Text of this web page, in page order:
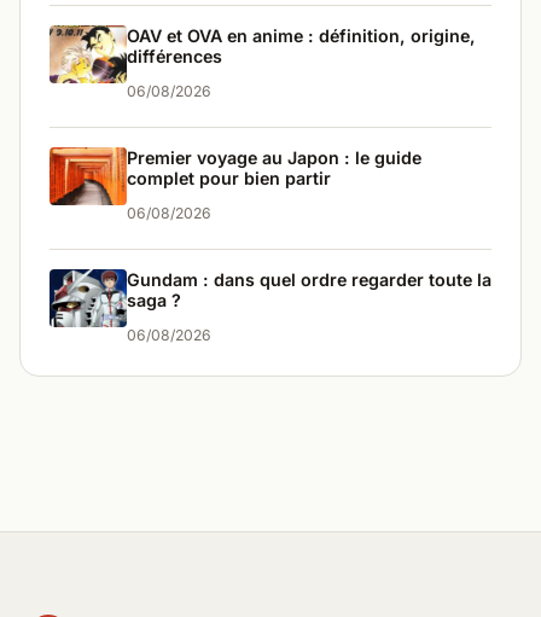
OAV et OVA en anime : définition, origine,
différences
06/08/2026
Premier voyage au Japon : le guide
complet pour bien partir
06/08/2026
Gundam : dans quel ordre regarder toute la
saga ?
06/08/2026